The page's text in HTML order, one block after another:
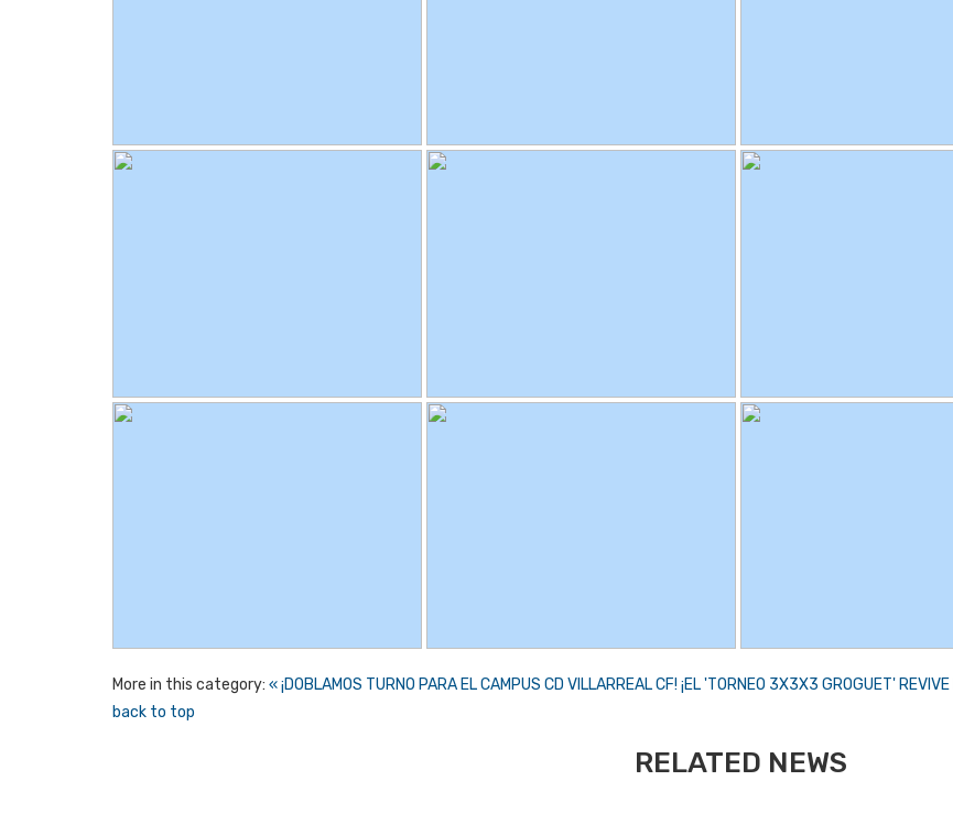
More in this category: « ¡DOBLAMOS TURNO PARA EL CAMPUS CD VILLARREAL CF! ¡EL 'TORNEO 3X3X3 GROGUET'
back to top
RELATED NEWS